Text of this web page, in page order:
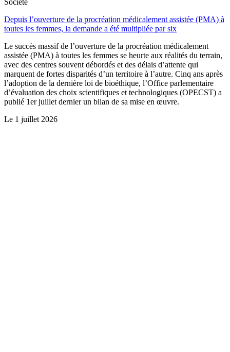
Depuis l’ouverture de la procréation médicalement assistée (PMA) à
toutes les femmes, la demande a été multipliée par six
Le succès massif de l’ouverture de la procréation médicalement
assistée (PMA) à toutes les femmes se heurte aux réalités du terrain,
avec des centres souvent débordés et des délais d’attente qui
marquent de fortes disparités d’un territoire à l’autre. Cinq ans après
l’adoption de la dernière loi de bioéthique, l’Office parlementaire
d’évaluation des choix scientifiques et technologiques (OPECST) a
publié 1er juillet dernier un bilan de sa mise en œuvre.
Le 1 juillet 2026